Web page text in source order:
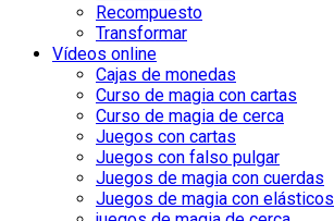
Recompuesto
Transformar
Vídeos online
Cajas de monedas
Curso de magia con cartas
Curso de magia de cerca
Juegos con cartas
Juegos con falso pulgar
Juegos de magia con cuerdas
Juegos de magia con elásticos